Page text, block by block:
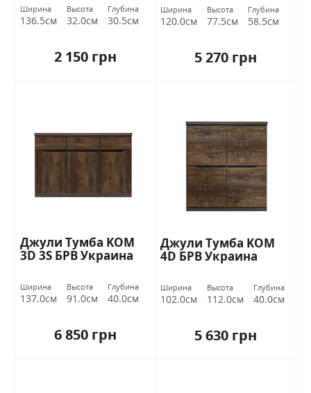
Ширина
136.5см
Высота
32.0см
Глубина
30.5см
2 150 грн
Ширина
120.0см
Высота
77.5см
Глубина
58.5см
5 270 грн
Джули Тумба KOM
3D 3S БРВ Украина
Ширина
137.0см
Высота
91.0см
Глубина
40.0см
6 850 грн
Джули Тумба KOM
4D БРВ ​​Украина
Ширина
102.0см
Высота
112.0см
Глубина
40.0см
5 630 грн